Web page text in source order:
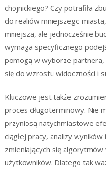
chojnickiego? Czy potrafiła
do realiów mniejszego
mniejsza, ale jednocześnie
wymaga specyficznego
pomogą w wyborze
się do wzrostu widoczności i
Kluczowe jest także
proces długoterminowy. Nie
przyniosą natychmiastowe
ciągłej pracy, analizy
zmieniających się
użytkowników. Dlatego tak